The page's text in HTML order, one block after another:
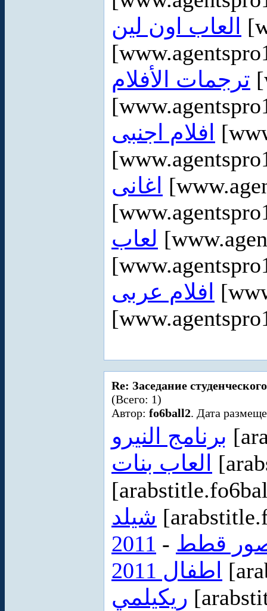
العاب اون لين
ترجمات الأفلام
افلام اجنبى
اغانى
لعاب
افلام عربى
Re: Заседание
(Всего: 1)
Автор: fo6ball2. Дата
برنامج النيرو
العاب بنات
شيلد
2011 - قطط
اطفال 2011
ريكيلمي